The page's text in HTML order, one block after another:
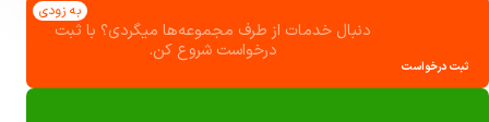
ثبت درخواست
دنبال خدمات از طرف مجموعه‌ها میگردی؟ با ثبت
درخواست شروع کن.
به زودی